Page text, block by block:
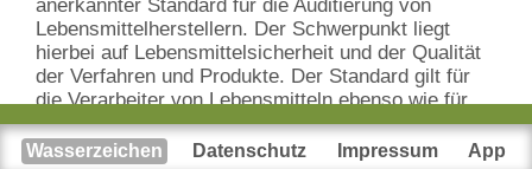
anerkannter Standard für die Auditierung von
Lebensmittelherstellern. Der Schwerpunkt liegt
hierbei auf Lebensmittelsicherheit und der Qualität
der Verfahren und Produkte. Der Standard gilt für
die Verarbeiter von Lebensmitteln ebenso wie für
Unternehmen, in denen unverpackte Lebensmittel
verpackt werden.
Wasserzeichen Datenschutz Impressum App